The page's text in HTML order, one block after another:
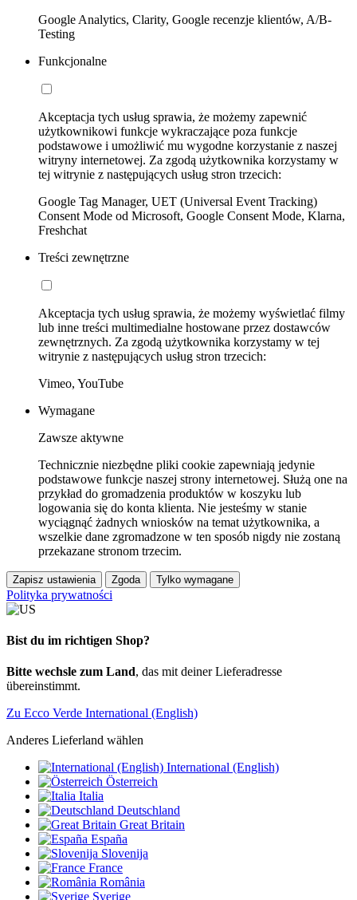
Google Analytics, Clarity, Google recenzje klientów, A/B-
Testing
Funkcjonalne
Akceptacja tych usług sprawia, że możemy zapewnić
użytkownikowi funkcje wykraczające poza funkcje
podstawowe i umożliwić mu wygodne korzystanie z naszej
witryny internetowej. Za zgodą użytkownika korzystamy w
tej witrynie z następujących usług stron trzecich:
Google Tag Manager, UET (Universal Event Tracking)
Consent Mode od Microsoft, Google Consent Mode, Klarna,
Freshchat
Treści zewnętrzne
Akceptacja tych usług sprawia, że możemy wyświetlać filmy
lub inne treści multimedialne hostowane przez dostawców
zewnętrznych. Za zgodą użytkownika korzystamy w tej
witrynie z następujących usług stron trzecich:
Vimeo, YouTube
Wymagane
Zawsze aktywne
Technicznie niezbędne pliki cookie zapewniają jedynie
podstawowe funkcje naszej strony internetowej. Służą one na
przykład do gromadzenia produktów w koszyku lub
logowania się do konta klienta. Nie jesteśmy w stanie
wyciągnąć żadnych wniosków na temat użytkownika, a
wszelkie dane zgromadzone w ten sposób nigdy nie zostaną
przekazane stronom trzecim.
Zapisz ustawienia Zgoda Tylko wymagane
Polityka prywatności
Bist du im richtigen Shop?
Bitte wechsle zum Land, das mit deiner Lieferadresse
übereinstimmt.
Zu Ecco Verde International (English)
Anderes Lieferland wählen
International (English)
Österreich
Italia
Deutschland
Great Britain
España
Slovenija
France
România
Sverige